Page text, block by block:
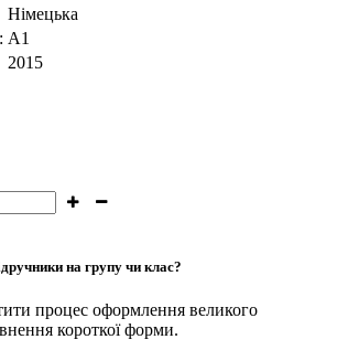
Німецька
A1
2015
на групу чи клас?
процес оформлення великого
короткої форми.